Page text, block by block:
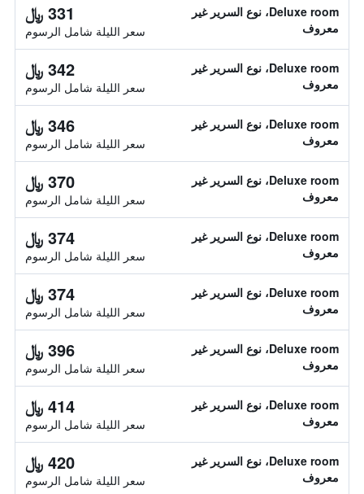
Deluxe room، نوع السرير غير
معروف
331 ﷼
سعر الليلة شامل الرسوم
Deluxe room، نوع السرير غير
معروف
342 ﷼
سعر الليلة شامل الرسوم
Deluxe room، نوع السرير غير
معروف
346 ﷼
سعر الليلة شامل الرسوم
Deluxe room، نوع السرير غير
معروف
370 ﷼
سعر الليلة شامل الرسوم
Deluxe room، نوع السرير غير
معروف
374 ﷼
سعر الليلة شامل الرسوم
Deluxe room، نوع السرير غير
معروف
374 ﷼
سعر الليلة شامل الرسوم
Deluxe room، نوع السرير غير
معروف
396 ﷼
سعر الليلة شامل الرسوم
Deluxe room، نوع السرير غير
معروف
414 ﷼
سعر الليلة شامل الرسوم
Deluxe room، نوع السرير غير
معروف
420 ﷼
سعر الليلة شامل الرسوم